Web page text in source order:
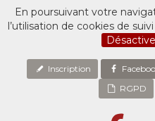
En poursuivant votre
l’utilisation de cookies de
Inscription
RGPD